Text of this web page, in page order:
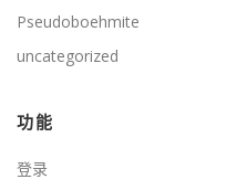
Pseudoboehmite
uncategorized
功能
登录